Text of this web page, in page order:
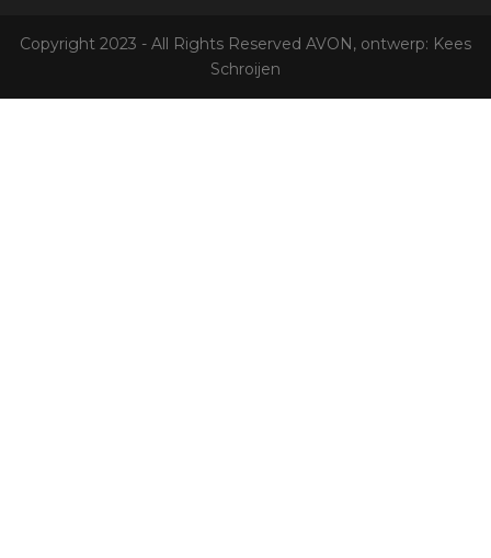
Copyright 2023 - All Rights Reserved AVON, ontwerp: Kees
Schroijen